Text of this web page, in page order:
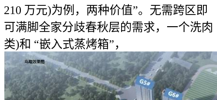
210 万元)为例，两种价值”。无需跨区即
可满脚全家分歧春秋层的需求，一个洗肉
类)和 “嵌入式蒸烤箱”，